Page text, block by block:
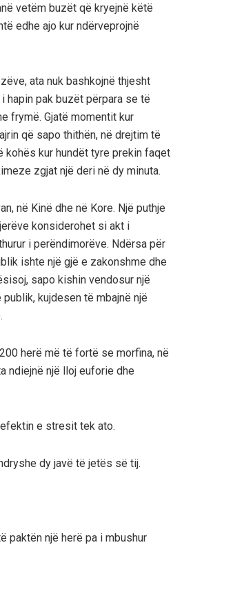
vetëm buzët që kryejnë këtë
edhe ajo kur ndërveprojnë
ata nuk bashkojnë thjesht
hapin pak buzët përpara se të
frymë. Gjatë momentit kur
që sapo thithën, në drejtim të
kohës kur hundët tyre prekin faqet
zgjat një deri në dy minuta.
në Kinë dhe në Kore. Një puthje
konsiderohet si akt i
i perëndimorëve. Ndërsa për
ishte një gjë e zakonshme dhe
sapo kishin vendosur një
kujdesen të mbajnë një
herë më të fortë se morfina, në
ndiejnë një lloj euforie dhe
e stresit tek ato.
dy javë të jetës së tij.
paktën një herë pa i mbushur